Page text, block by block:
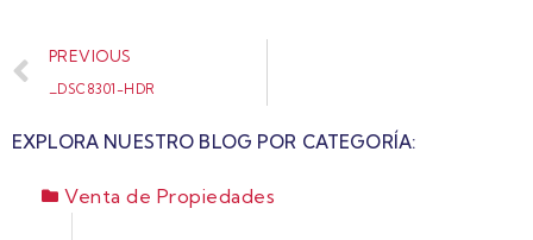
PREVIOUS
_DSC8301-HDR
EXPLORA NUESTRO BLOG POR CATEGORÍA:
Venta de Propiedades